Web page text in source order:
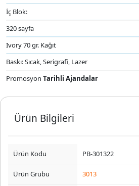
İç Blok:
320 sayfa
Ivory 70 gr. Kağıt
Baskı: Sıcak, Serigrafi, Lazer
Promosyon Tarihli Ajandalar
Ürün Bilgileri
Ürün Kodu PB-301322
Ürün Grubu 3013